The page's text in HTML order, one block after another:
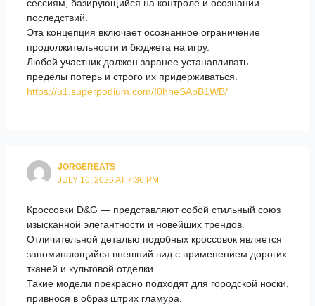
сессиям, базирующийся на контроле и осознании
последствий.
Эта концепция включает осознанное ограничение
продолжительности и бюджета на игру.
Любой участник должен заранее устанавливать
пределы потерь и строго их придерживаться.
https://u1.superpodium.com/I0hheSApB1WB/
JORGEREATS
JULY 16, 2026 AT 7:36 PM
Кроссовки D&G — представляют собой стильный союз
изысканной элегантности и новейших трендов.
Отличительной деталью подобных кроссовок является
запоминающийся внешний вид с применением дорогих
тканей и культовой отделки.
Такие модели прекрасно подходят для городской носки,
привнося в образ штрих гламура.